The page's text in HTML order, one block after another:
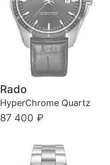
Rado
HyperChrome Quartz
87 400 ₽